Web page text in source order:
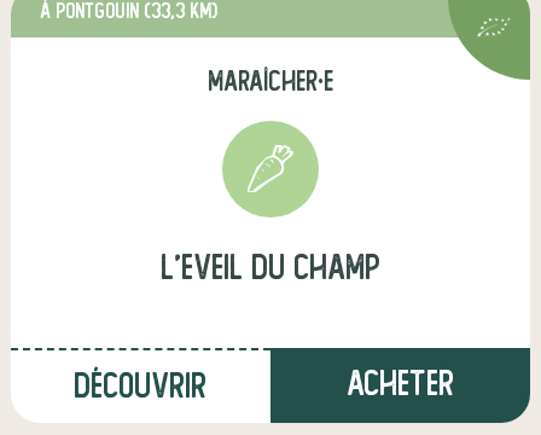
à Pontgouin (33,3 km)
maraîcher·e
l'Eveil du champ
Découvrir Acheter